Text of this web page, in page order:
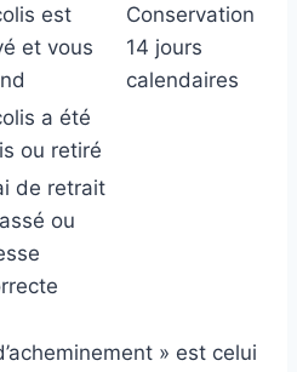
est
et vous
Conservation
14 jours
calendaires
a été
ou retiré
de retrait
ou
» est celui